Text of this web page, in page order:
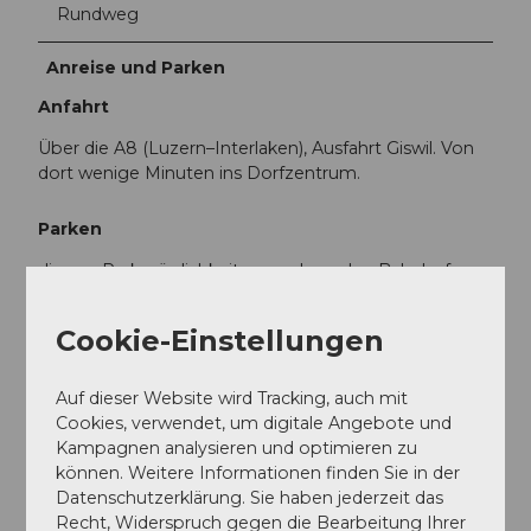
Rundweg
Anreise und Parken
Anfahrt
Über die A8 (Luzern–Interlaken), Ausfahrt Giswil. Von
dort wenige Minuten ins Dorfzentrum.
Parken
diverse Parkmöglichkeiten rund um den Bahnhof
Öffentliche Verkehrsmittel
Mit der Zentralbahn von Luzern oder Interlaken bis
Bahnhof Giswil. Der Startpunkt der Tour befindet sich
direkt beim Bahnhof, beim Tourismusbüro.
Weitere Infos / Links
Cookie-Einstellungen
Auf dieser Website wird Tracking, auch mit
Cookies, verwendet, um digitale Angebote und
Kampagnen analysieren und optimieren zu
können. Weitere Informationen finden Sie in der
Datenschutzerklärung. Sie haben jederzeit das
Recht, Widerspruch gegen die Bearbeitung Ihrer